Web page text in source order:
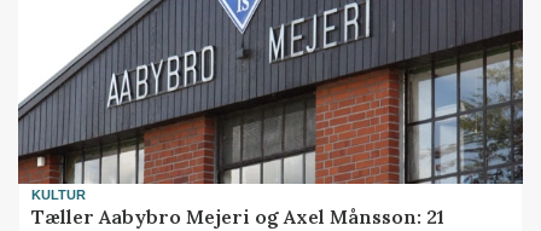
KULTUR
Tæller Aabybro Mejeri og Axel Månsson: 21